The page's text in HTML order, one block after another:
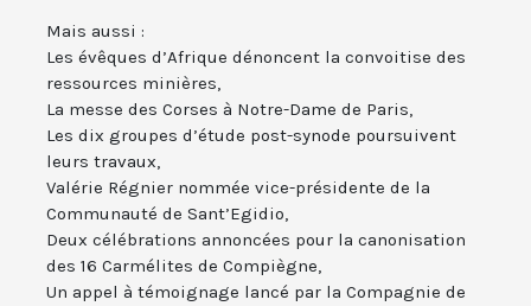
Mais aussi :
Les évêques d’Afrique dénoncent la convoitise des
ressources minières,
La messe des Corses à Notre-Dame de Paris,
Les dix groupes d’étude post-synode poursuivent
leurs travaux,
Valérie Régnier nommée vice-présidente de la
Communauté de Sant’Egidio,
Deux célébrations annoncées pour la canonisation
des 16 Carmélites de Compiègne,
Un appel à témoignage lancé par la Compagnie de